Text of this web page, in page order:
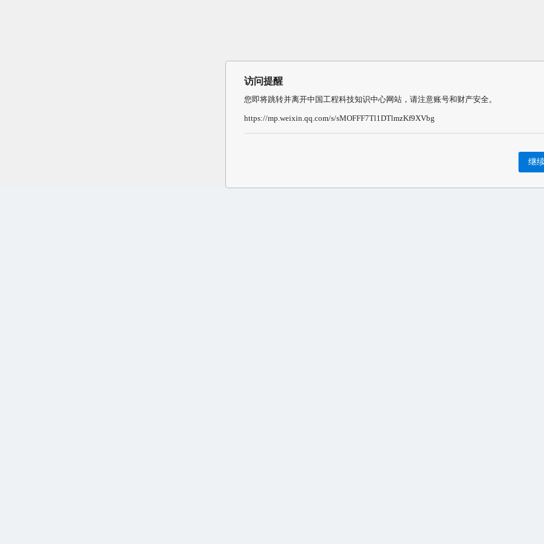
访问提醒
您即将跳转并离开中国工程科技知识中心网站，请注意账号和财产安全。
https://mp.weixin.qq.com/s/sMOFFF7Tl1DTlmzKf9XVbg
继